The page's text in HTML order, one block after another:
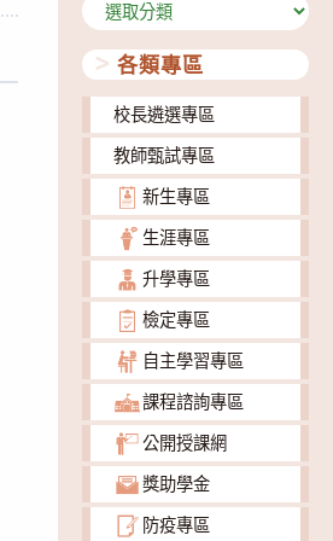
類
各類專區
校長遴選專區
教師甄試專區
新生專區
生涯專區
升學專區
檢定專區
自主學習專區
課程諮詢專區
公開授課網
獎助學金
防疫專區